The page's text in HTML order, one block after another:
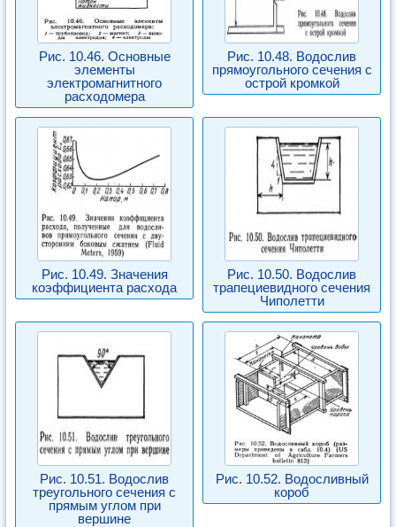
Рис. 10.46. Основные
элементы
электромагнитного
расходомера
Рис. 10.48. Водослив
прямоугольного сечения с
острой кромкой
Рис. 10.49. Значения
коэффициента расхода
Рис. 10.50. Водослив
трапециевидного сечения
Чиполетти
Рис. 10.51. Водослив
треугольного сечения с
прямым углом при
вершине
Рис. 10.52. Водосливный
короб